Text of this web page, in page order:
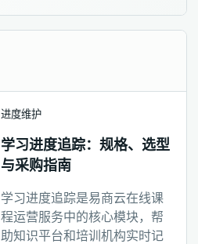
进度维护
学习进度追踪：规格、选型
与采购指南
学习进度追踪是易商云在线课
程运营服务中的核心模块，帮
助知识平台和培训机构实时记